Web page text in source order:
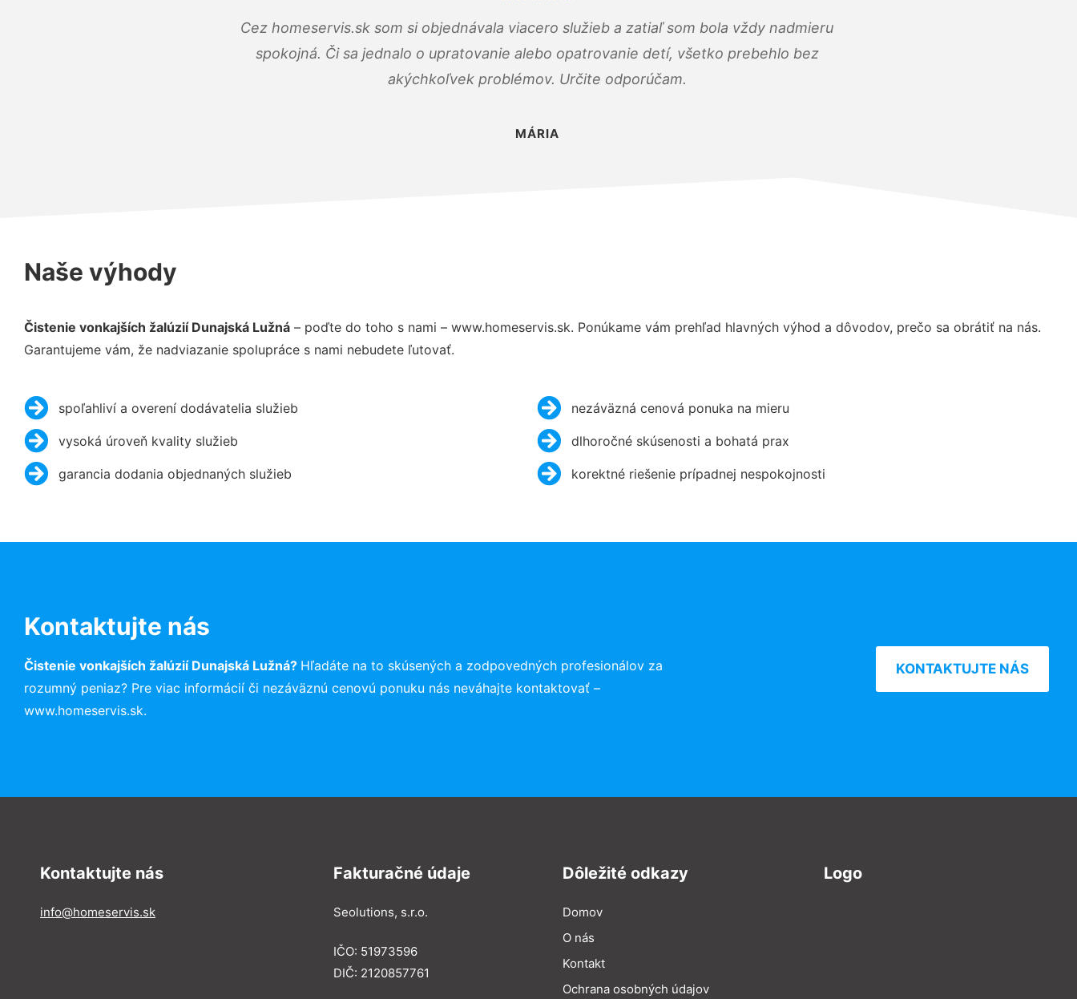
Cez homeservis.sk som si objednávala viacero služieb a zatiaľ som bola vždy nadmieru
spokojná. Či sa jednalo o upratovanie alebo opatrovanie detí, všetko prebehlo bez
akýchkoľvek problémov. Určite odporúčam.
MÁRIA
Naše výhody
Čistenie vonkajších žalúzií Dunajská Lužná – poďte do toho s nami – www.homeservis.sk. Ponúkame vám prehľad hlavných výhod a dôvodov, prečo sa obrátiť na nás.
Garantujeme vám, že nadviazanie spolupráce s nami nebudete ľutovať.
spoľahliví a overení dodávatelia služieb
vysoká úroveň kvality služieb
garancia dodania objednaných služieb
nezáväzná cenová ponuka na mieru
dlhoročné skúsenosti a bohatá prax
korektné riešenie prípadnej nespokojnosti
Kontaktujte nás
Čistenie vonkajších žalúzií Dunajská Lužná? Hľadáte na to skúsených a zodpovedných profesionálov za
rozumný peniaz? Pre viac informácií či nezáväznú cenovú ponuku nás neváhajte kontaktovať –
www.homeservis.sk.
KONTAKTUJTE NÁS
Kontaktujte nás
info@homeservis.sk
Fakturačné údaje
Seolutions, s.r.o.
IČO: 51973596
DIČ: 2120857761
Dôležité odkazy
Domov
O nás
Kontakt
Ochrana osobných údajov
Logo